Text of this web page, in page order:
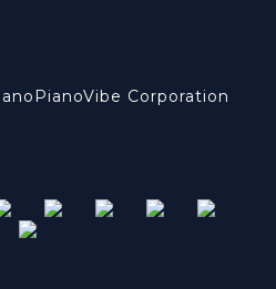
Corporation